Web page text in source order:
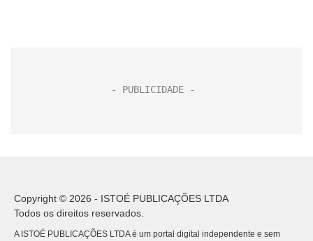
Copyright © 2026 - ISTOÉ PUBLICAÇÕES LTDA
Todos os direitos reservados.
A ISTOÉ PUBLICAÇÕES LTDA é um portal digital independente e sem